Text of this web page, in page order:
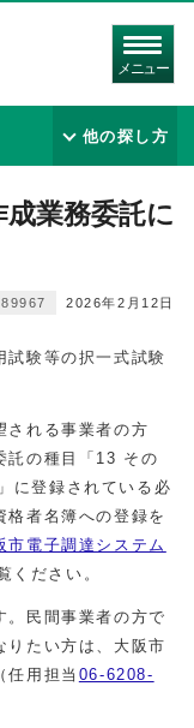
メニュー
他の探し方
業務委託に
2026年2月12日
験等の択一式試験
れる事業者の方
託の種目「13 その
に登録されている必
格者名簿への登録を
市電子調達システム
ください。
民間事業者の方で
りたい方は、大阪市
任用担当 06-6208-